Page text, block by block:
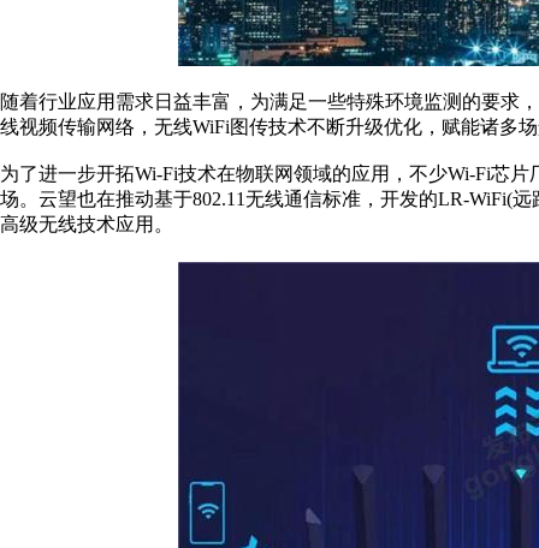
随着行业应用需求日益丰富，为满足一些特殊环境监测的要求
线视频传输网络，无线WiFi图传技术不断升级优化，赋能诸多
为了进一步开拓Wi-Fi技术在物联网领域的应用，不少Wi-Fi芯
场。云望也在推动基于802.11无线通信标准，开发的LR-WiFi(
高级无线技术应用。